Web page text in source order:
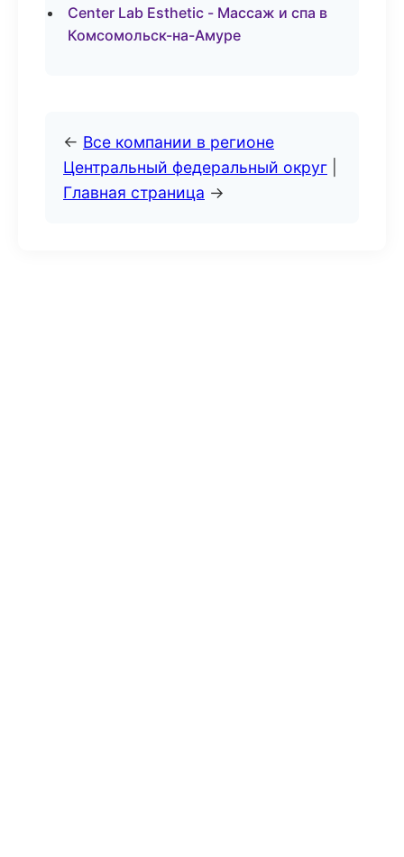
Center Lab Esthetic - Массаж и спа в
Комсомольск-на-Амуре
← Все компании в регионе
Центральный федеральный округ
Главная страница →